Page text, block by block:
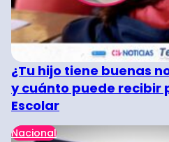
¿Tu hijo tiene buenas
y cuánto puede recibir
Escolar
Nacional